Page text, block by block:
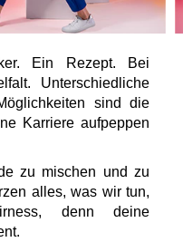
Ein Rezept. Bei
Unterschiedliche
sind die
Karriere aufpeppen
zu mischen und zu
alles, was wir tun,
denn deine